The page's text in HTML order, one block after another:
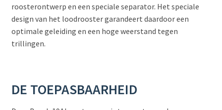
roosterontwerp en een speciale separator. Het speciale
design van het loodrooster garandeert daardoor een
optimale geleiding en een hoge weerstand tegen
trillingen.
DE TOEPASBAARHEID